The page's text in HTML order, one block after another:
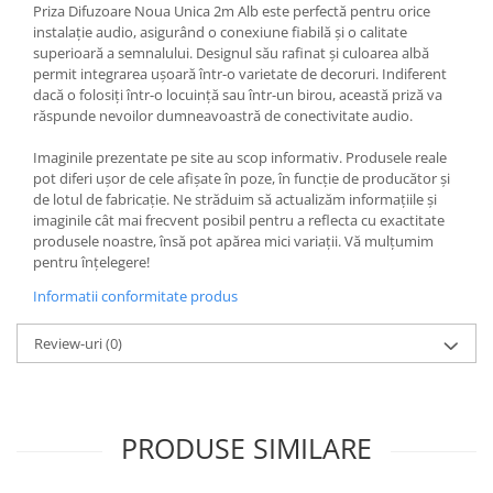
Montaj pe acoperis
Paratrăsnete ESE — PDA Integrat
Electric
Piese de adaptare
Prize, întrerupătoare, detectoare
de mișcare și accesorii
Altele
Butoane
Cadre de montaj aparent
Detectoare de mișcare
Doze
Obturatoare
Priza Difuzoare Noua Unica 2m Alb este perfectă pentru orice
instalație audio, asigurând o conexiune fiabilă și o calitate
superioară a semnalului. Designul său rafinat și culoarea albă
permit integrarea ușoară într-o varietate de decoruri. Indiferent
dacă o folosiți într-o locuință sau într-un birou, această priză va
răspunde nevoilor dumneavoastră de conectivitate audio.
Imaginile prezentate pe site au scop informativ. Produsele reale
pot diferi ușor de cele afișate în poze, în funcție de producător și
de lotul de fabricație. Ne străduim să actualizăm informațiile și
imaginile cât mai frecvent posibil pentru a reflecta cu exactitate
produsele noastre, însă pot apărea mici variații. Vă mulțumim
pentru înțelegere!
Informatii conformitate produs
Review-uri(0)
PRODUSE SIMILARE